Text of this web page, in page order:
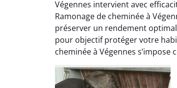
Végennes intervient avec
Ramonage de cheminée à
préserver un rendement
pour objectif protéger votre
cheminée à Végennes